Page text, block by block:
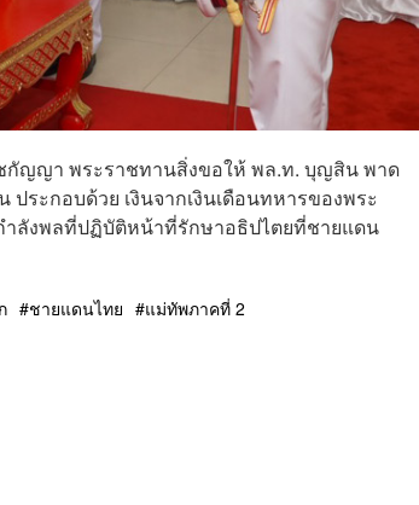
กัญญา พระราชทานสิ่งขอให้ พล.ท. บุญสิน พาด
ระกอบด้วย เงินจากเงินเดือนทหารของพระ
ำลังพลที่ปฏิบัติหน้าที่รักษาอธิปไตยที่ชายแดน
ชายแดนไทย
แม่ทัพภาคที่ 2